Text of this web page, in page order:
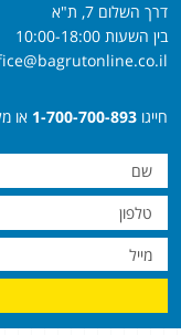
דרך השלום 7, ת"א
בין השעות 10:00-18:00
חייגו 1-700-700-893 או